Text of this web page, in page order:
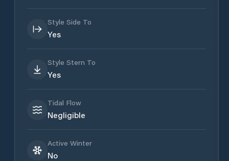
Style Side To
Yes
Style Stern To
Yes
Tidal Flow
Negligible
Active Winter
No